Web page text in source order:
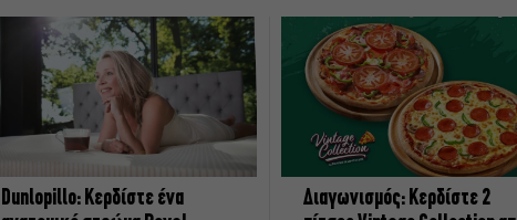
Dunlopillo: Κερδίστε ένα
Διαγωνισμός: Κερδίστε 2